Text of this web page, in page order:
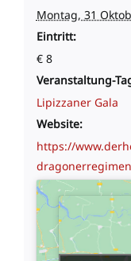
Montag, 31
Eintritt:
€ 8
Veranstaltung-
Lipizzaner Gala
Website:
https://